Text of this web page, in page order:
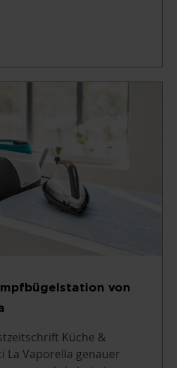
von
Küche &
La Vaporella genauer